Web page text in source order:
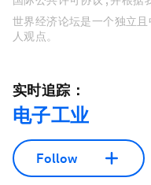
世界经济论坛是一个独立
人观点。
实时追踪：
电子工业
Follow